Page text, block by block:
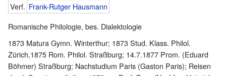
Verf. Frank-Rutger Hausmann
Romanische Philologie, bes. Dialektologie
1873 Matura Gymn. Winterthur; 1873 Stud. Klass. Philol.
Zürich,1875 Rom. Philol. Straßburg; 14.7.1877 Prom. (Eduard
Böhmer) Straßburg; Nachstudium Paris (Gaston Paris); Reisen